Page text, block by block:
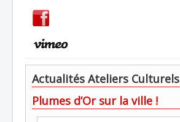
Actualités Ateliers Culturels
Plumes d’Or sur la ville !